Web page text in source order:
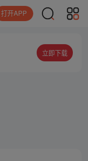
打开APP
立即下载